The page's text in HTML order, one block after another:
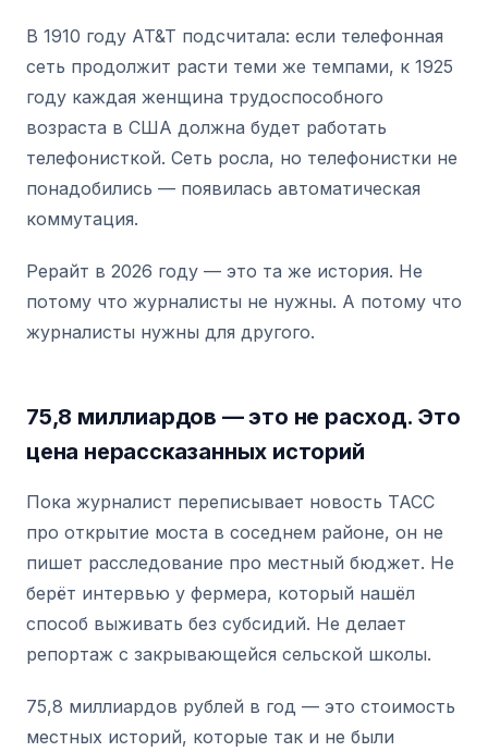
В 1910 году AT&T подсчитала: если телефонная
сеть продолжит расти теми же темпами, к 1925
году каждая женщина трудоспособного
возраста в США должна будет работать
телефонисткой. Сеть росла, но телефонистки не
понадобились — появилась автоматическая
коммутация.
Рерайт в 2026 году — это та же история. Не
потому что журналисты не нужны. А потому что
журналисты нужны для другого.
75,8 миллиардов — это не расход. Это
цена нерассказанных историй
Пока журналист переписывает новость ТАСС
про открытие моста в соседнем районе, он не
пишет расследование про местный бюджет. Не
берёт интервью у фермера, который нашёл
способ выживать без субсидий. Не делает
репортаж с закрывающейся сельской школы.
75,8 миллиардов рублей в год — это стоимость
местных историй, которые так и не были